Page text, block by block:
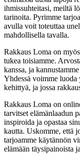
ihmissuhteitasi, meiltä
tarinoita. Pyrimme
avulla voit toteuttaa
mahdollisella tavalla.
Rakkaus Loma on
tukea toisiamme.
kanssa, ja
Yhdessä voimme luoda
kehittyä, ja jossa
Rakkaus Loma on
tarvitset elämänlaadun
inspiroida ja opastaa
kautta. Uskomme, että
tarjoamme käytännön
elämään täysipainoista